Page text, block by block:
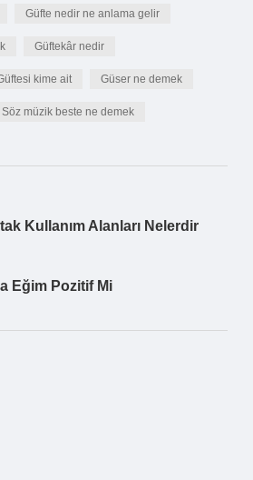
Güfte nedir ne anlama gelir
Güftekâr nedir
kime ait Güser ne demek
Söz müzik beste ne demek
Kullanım Alanları Nelerdir
Eğim Pozitif Mi